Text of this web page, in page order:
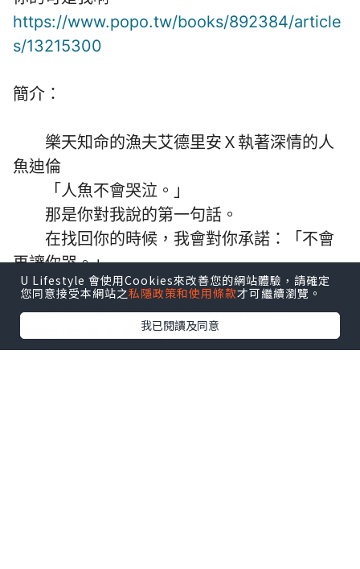
https://www.popo.tw/books/892384/article
s/13215300
簡介：
樂天知命的漁夫艾德里安Ｘ執著深情的人
魚迪倫
「人魚不會哭泣。」
那是你對我說的第一句話。
在找回你的時候，我會對你承諾：「不會
再讓你哭。」
童話的結局其實並不美好，HAPPY
FOREVER根本不存在，可是⋯⋯
U Lifestyle 會使用Cookies來改善您的網站體驗，請確定
您同意接受本網站之私隱政策和使用條款才可繼續瀏覽。
我已閱讀及同意